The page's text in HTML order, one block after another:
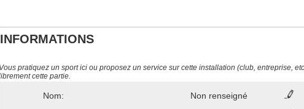
INFORMATIONS
Vous pratiquez un sport ici ou proposez un service sur cette installation (club, entreprise,
cette partie.
Nom:
Non renseigné